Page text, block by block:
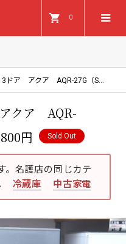
0
クア AQR-27G（S） 価格 35,800円
クア AQR-
円
Sold Out
。名護店の同じカテ
冷蔵庫 中古家電